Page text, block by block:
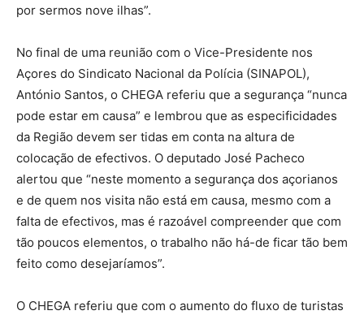
por sermos nove ilhas”.
No final de uma reunião com o Vice-Presidente nos
Açores do Sindicato Nacional da Polícia (SINAPOL),
António Santos, o CHEGA referiu que a segurança “nunca
pode estar em causa” e lembrou que as especificidades
da Região devem ser tidas em conta na altura de
colocação de efectivos. O deputado José Pacheco
alertou que “neste momento a segurança dos açorianos
e de quem nos visita não está em causa, mesmo com a
falta de efectivos, mas é razoável compreender que com
tão poucos elementos, o trabalho não há-de ficar tão bem
feito como desejaríamos”.
O CHEGA referiu que com o aumento do fluxo de turistas